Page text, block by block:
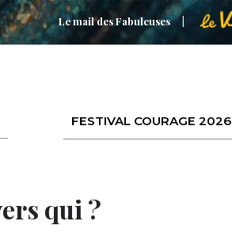
Le mail des Fabuleuses
FESTIVAL COURAGE 2026
qui ?